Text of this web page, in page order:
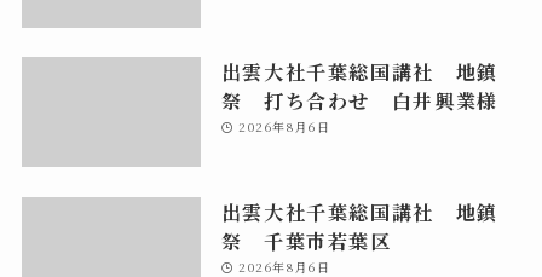
出雲大社千葉総国講社 地鎮
祭 打ち合わせ 白井興業様
2026年8月6日
出雲大社千葉総国講社 地鎮
祭 千葉市若葉区
2026年8月6日